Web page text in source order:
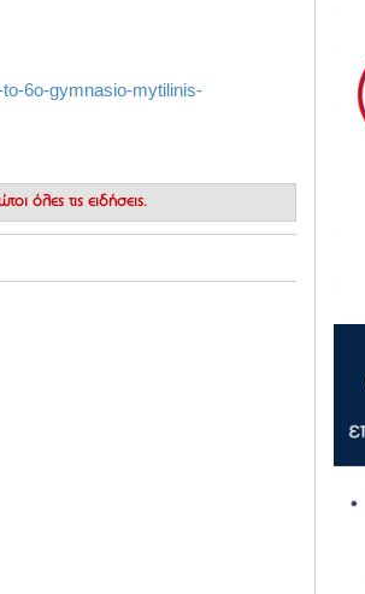
6o-gymnasio-mytilinis-
όλες τις ειδήσεις.